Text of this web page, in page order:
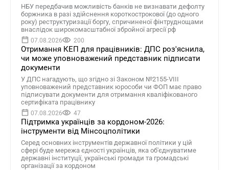
НБУ передбачив можливість банків не визнавати дефолту
боржника в разі здійснення короткострокової (до одного
року) реструктуризації боргу, спричиненої фінтруднощами
внаслідок широкомасштабної збройної агресії рф
07.08.2026 200
Отримання КЕП для працівників: ДПС роз'яснила,
чи може уповноважений представник підписати
документи
У ДПС нагадують, що згідно зі Законом №2155-VIII
уповноважений представник юрособи чи ФОП має право
підписувати документи для отримання кваліфікованого
сертифіката працівнику
07.08.2026 47
Підтримка українців за кордоном-2026:
інструменти від Мінсоцполітики
Серед основних інструментів державної політики у цій
сфері буде мережа єдності українців, яка об'єднуватиме
державні інституції, українські громади та громадські
організації за кордоном